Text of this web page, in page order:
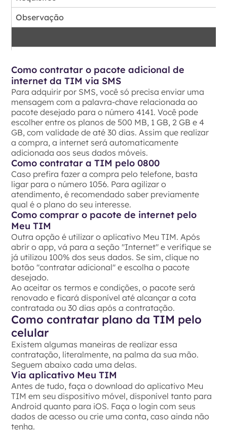
Observação
Requisitos
Observação
Como contratar o pacote adicional de
internet da TIM via SMS
Para adquirir por SMS, você só precisa enviar uma
mensagem com a palavra-chave relacionada ao
pacote desejado para o número 4141. Você pode
escolher entre os planos de 500 MB, 1 GB, 2 GB e 4
GB, com validade de até 30 dias. Assim que realizar
a compra, a internet será automaticamente
adicionada aos seus dados móveis.
Como contratar a TIM pelo 0800
Caso prefira fazer a compra pelo telefone, basta
ligar para o número 1056. Para agilizar o
atendimento, é recomendado saber previamente
qual é o plano do seu interesse.
Como comprar o pacote de internet pelo
Meu TIM
Outra opção é utilizar o aplicativo Meu TIM. Após
abrir o app, vá para a seção "Internet" e verifique se
já utilizou 100% dos seus dados. Se sim, clique no
botão "contratar adicional" e escolha o pacote
desejado.
Ao aceitar os termos e condições, o pacote será
renovado e ficará disponível até alcançar a cota
contratada ou 30 dias após a contratação.
Como contratar plano da TIM pelo
celular
Existem algumas maneiras de realizar essa
contratação, literalmente, na palma da sua mão.
Seguem abaixo cada uma delas.
Via aplicativo Meu TIM
Antes de tudo, faça o download do aplicativo Meu
TIM em seu dispositivo móvel, disponível tanto para
Android quanto para iOS. Faça o login com seus
dados de acesso ou crie uma conta, caso ainda não
tenha.